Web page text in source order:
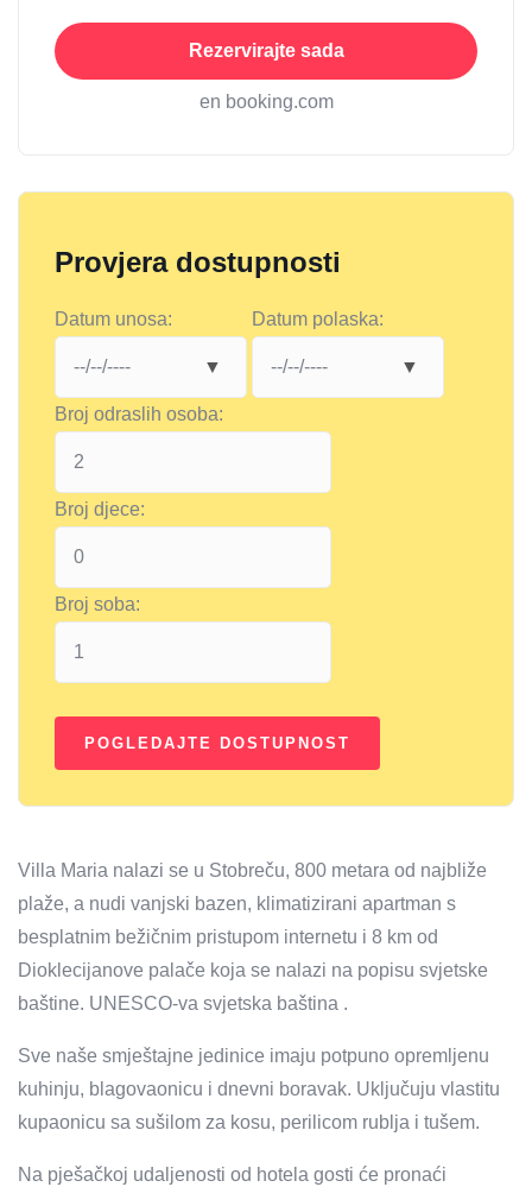
Rezervirajte sada
en booking.com
Provjera dostupnosti
Datum unosa: Datum polaska:
Broj odraslih osoba:
Broj djece:
Broj soba:
Villa Maria nalazi se u Stobreču, 800 metara od najbliže
plaže, a nudi vanjski bazen, klimatizirani apartman s
besplatnim bežičnim pristupom internetu i 8 km od
Dioklecijanove palače koja se nalazi na popisu svjetske
baštine. UNESCO-va svjetska baština .
Sve naše smještajne jedinice imaju potpuno opremljenu
kuhinju, blagovaonicu i dnevni boravak. Uključuju vlastitu
kupaonicu sa sušilom za kosu, perilicom rublja i tušem.
Na pješačkoj udaljenosti od hotela gosti će pronaći